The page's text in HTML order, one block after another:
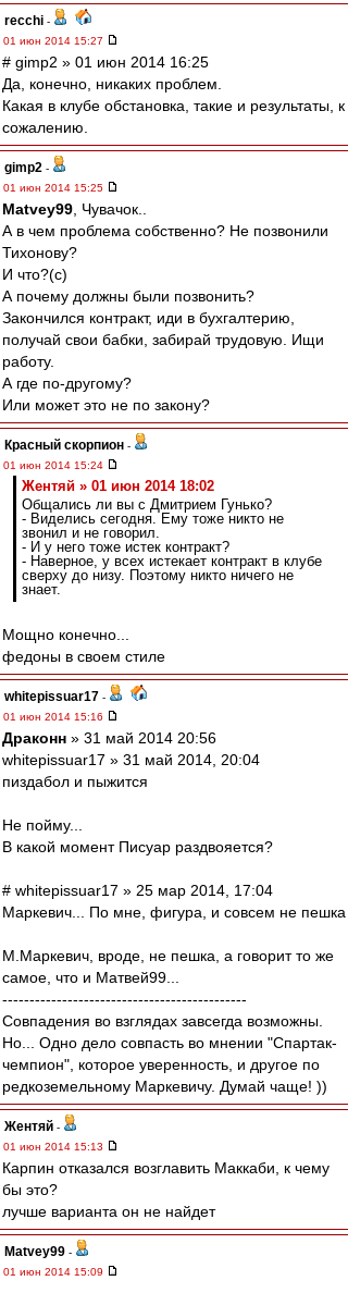
recchi -
01 июн 2014 15:27
# gimp2 » 01 июн 2014 16:25
Да, конечно, никаких проблем.
Какая в клубе обстановка, такие и результаты, к
сожалению.
gimp2 -
01 июн 2014 15:25
Matvey99 , Чувачок..
А в чем проблема собственно? Не позвонили
Тихонову?
И что?(с)
А почему должны были позвонить?
Закончился контракт, иди в бухгалтерию,
получай свои бабки, забирай трудовую. Ищи
работу.
А где по-другому?
Или может это не по закону?
Красный скорпион -
01 июн 2014 15:24
Жентяй » 01 июн 2014 18:02
Общались ли вы с Дмитрием Гунько?
- Виделись сегодня. Ему тоже никто не
звонил и не говорил.
- И у него тоже истек контракт?
- Наверное, у всех истекает контракт в клубе
сверху до низу. Поэтому никто ничего не
знает.
Мощно конечно...
федоны в своем стиле
whitepissuar17 -
01 июн 2014 15:16
Драконн » 31 май 2014 20:56
whitepissuar17 » 31 май 2014, 20:04
пиздабол и пыжится
Не пойму...
В какой момент Писуар раздвояется?
# whitepissuar17 » 25 мар 2014, 17:04
Маркевич... По мне, фигура, и совсем не пешка
М.Маркевич, вроде, не пешка, а говорит то же
самое, что и Матвей99...
---------------------------------------------
Совпадения во взглядах завсегда возможны.
Но... Одно дело совпасть во мнении "Спартак-
чемпион", которое уверенность, и другое по
редкоземельному Маркевичу. Думай чаще! ))
Жентяй -
01 июн 2014 15:13
Карпин отказался возглавить Маккаби, к чему
бы это?
лучше варианта он не найдет
Matvey99 -
01 июн 2014 15:09